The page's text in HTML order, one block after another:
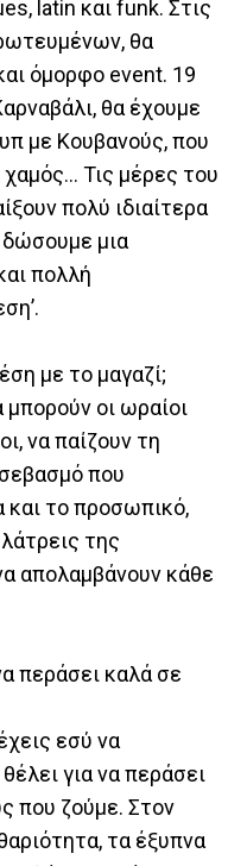
latin και funk. Στις
θα
όμορφο event. 19
θα έχουμε
με Kουβανούς, που
Τις μέρες του
πολύ ιδιαίτερα
μια
πολλή
με το μαγαζί;
μπορούν οι ωραίοι
να παίζουν τη
που
και το προσωπικό,
της
απολαμβάνουν κάθε
περάσει καλά σε
εσύ να
για να περάσει
που ζούμε. Στον
τα έξυπνα